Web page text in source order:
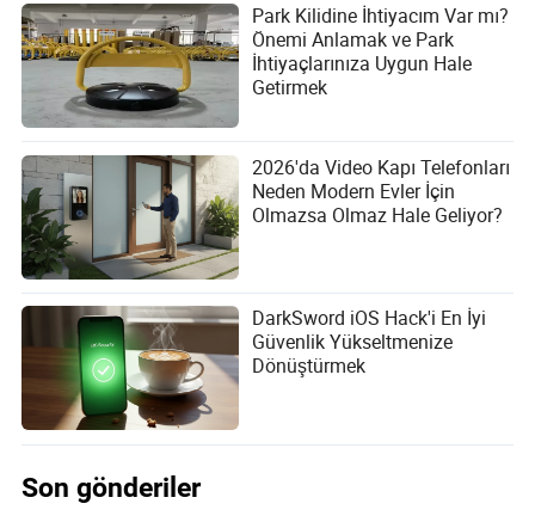
Park Kilidine İhtiyacım Var mı?
Önemi Anlamak ve Park
İhtiyaçlarınıza Uygun Hale
Getirmek
2026'da Video Kapı Telefonları
Neden Modern Evler İçin
Olmazsa Olmaz Hale Geliyor?
DarkSword iOS Hack'i En İyi
Güvenlik Yükseltmenize
Dönüştürmek
Son gönderiler